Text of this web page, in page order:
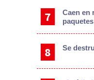
Caen en
Se